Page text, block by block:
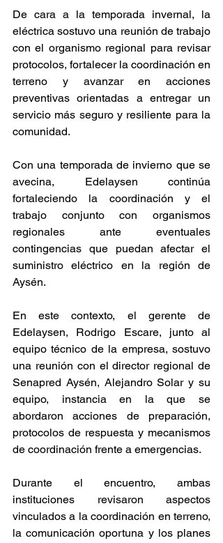
De cara a la temporada invernal, la
eléctrica sostuvo una reunión de trabajo
con el organismo regional para revisar
protocolos, fortalecer la coordinación en
terreno y avanzar en acciones
preventivas orientadas a entregar un
servicio más seguro y resiliente para la
comunidad.
Con una temporada de invierno que se
avecina, Edelaysen continúa
fortaleciendo la coordinación y el
trabajo conjunto con organismos
regionales ante eventuales
contingencias que puedan afectar el
suministro eléctrico en la región de
Aysén.
En este contexto, el gerente de
Edelaysen, Rodrigo Escare, junto al
equipo técnico de la empresa, sostuvo
una reunión con el director regional de
Senapred Aysén, Alejandro Solar y su
equipo, instancia en la que se
abordaron acciones de preparación,
protocolos de respuesta y mecanismos
de coordinación frente a emergencias.
Durante el encuentro, ambas
instituciones revisaron aspectos
vinculados a la coordinación en terreno,
la comunicación oportuna y los planes